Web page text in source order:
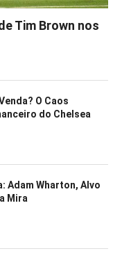
Tim Brown nos
O Caos
do Chelsea
Adam Wharton, Alvo
Mira